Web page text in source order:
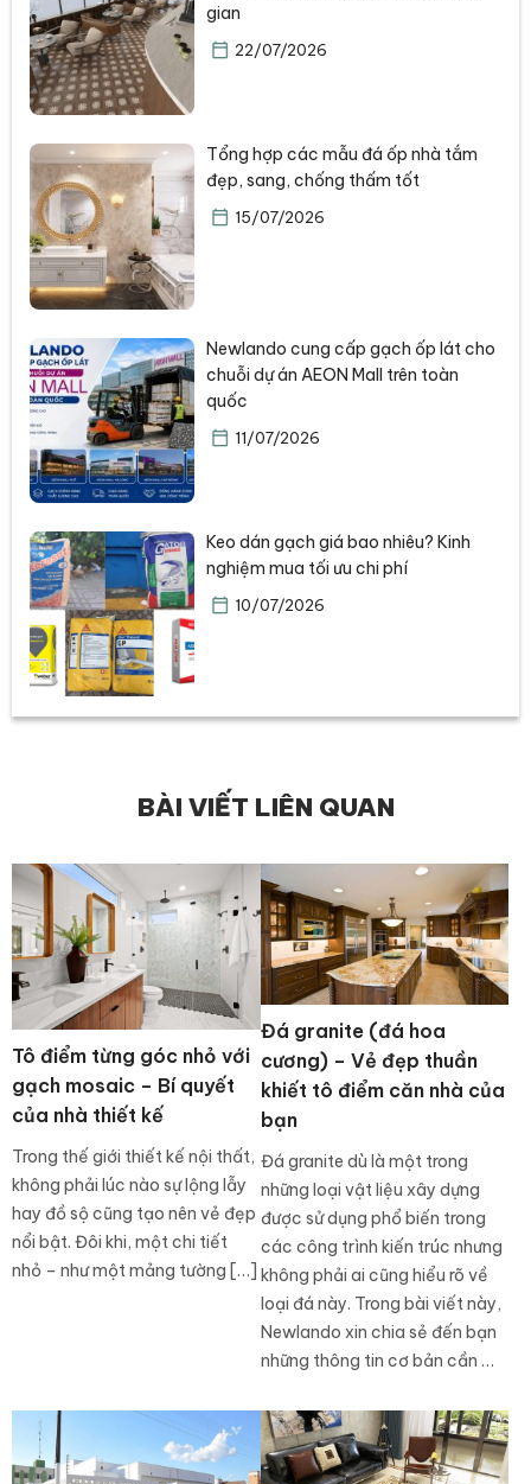
gian
22/07/2026
Tổng hợp các mẫu đá ốp nhà tắm
đẹp, sang, chống thấm tốt
15/07/2026
Newlando cung cấp gạch ốp lát cho
chuỗi dự án AEON Mall trên toàn
quốc
11/07/2026
Keo dán gạch giá bao nhiêu? Kinh
nghiệm mua tối ưu chi phí
10/07/2026
BÀI VIẾT LIÊN QUAN
Tô điểm từng góc nhỏ với
gạch mosaic – Bí quyết
của nhà thiết kế
Trong thế giới thiết kế nội thất,
không phải lúc nào sự lộng lẫy
hay đồ sộ cũng tạo nên vẻ đẹp
nổi bật. Đôi khi, một chi tiết
nhỏ – như một mảng tường […]
Đá granite (đá hoa
cương) – Vẻ đẹp thuần
khiết tô điểm căn nhà của
bạn
Đá granite dù là một trong
những loại vật liệu xây dựng
được sử dụng phổ biến trong
các công trình kiến trúc nhưng
không phải ai cũng hiểu rõ về
loại đá này. Trong bài viết này,
Newlando xin chia sẻ đến bạn
những thông tin cơ bản cần …